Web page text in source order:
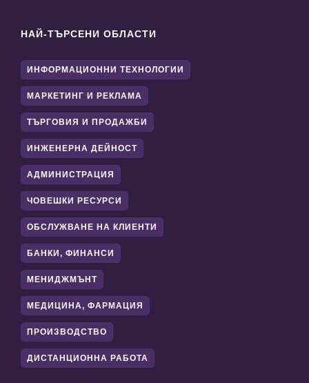
НАЙ-ТЪРСЕНИ ОБЛАСТИ
ИНФОРМАЦИОННИ ТЕХНОЛОГИИ
МАРКЕТИНГ И РЕКЛАМА
ТЪРГОВИЯ И ПРОДАЖБИ
ИНЖЕНЕРНА ДЕЙНОСТ
АДМИНИСТРАЦИЯ
ЧОВЕШКИ РЕСУРСИ
ОБСЛУЖВАНЕ НА КЛИЕНТИ
БАНКИ, ФИНАНСИ
МЕНИДЖМЪНТ
МЕДИЦИНА, ФАРМАЦИЯ
ПРОИЗВОДСТВО
ДИСТАНЦИОННА РАБОТА